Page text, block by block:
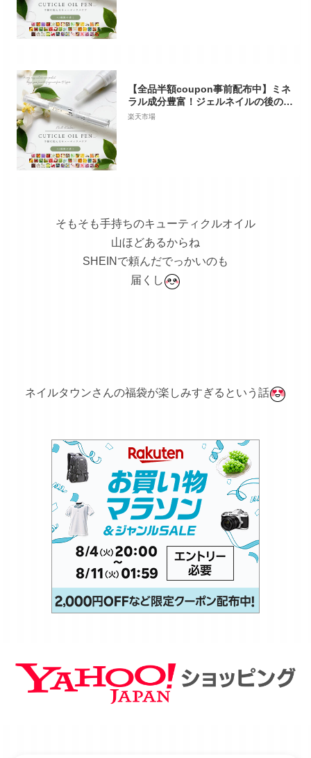
【全品半額coupon事前配布中】ミネ
ラル成分豊富！ジェルネイルの後のケ
アで長持ち実感 さかむけ対策にも…
楽天市場
そもそも手持ちのキューティクルオイル
山ほどあるからね
SHEINで頼んだでっかいのも
届くし
ネイルタウンさんの福袋が楽しみすぎるという話